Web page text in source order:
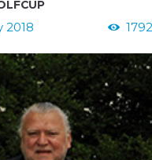
2018 1792